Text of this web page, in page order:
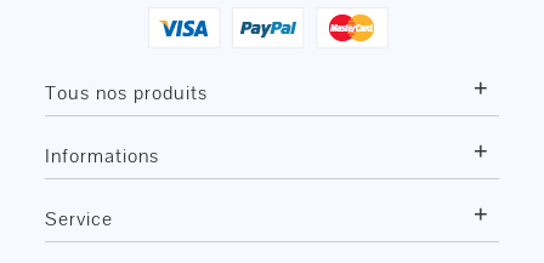
Tous nos produits +
Informations +
Service +